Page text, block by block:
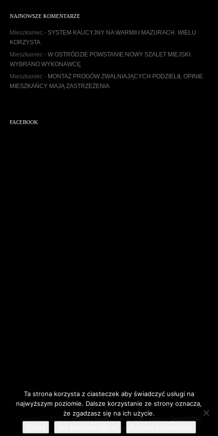
w
u
NAJNOWSZE KOMENTARZE
Mieszkaniec - SYSTEM KAUCYJNY NA WARMII I MAZURACH. WIELU
KORZYSTA
Mieszkaniec - W OSTRÓDZIE POWSTANIE NOWY SZALET MIEJSKI.
WYBRANO WYKONAWCĘ
Mieszkaniec - MONTAŻ PROGÓW ZWALNIAJĄCYCH PODZIELIŁ OPINIE.
MIESZKAŃCY MAJĄ ZASTRZEŻENIA
FACEBOOK
Ostróda News. Theme: DW Focus DesignWall
Ta strona korzysta z ciasteczek aby świadczyć usługi na
najwyższym poziomie. Dalsze korzystanie ze strony oznacza,
że zgadzasz się na ich użycie.